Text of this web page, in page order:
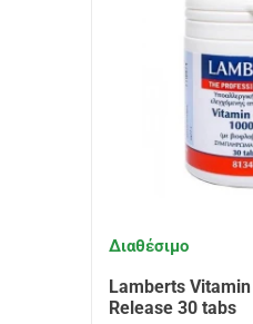
Διαθέσιμο
Lamberts
Release 30 tabs